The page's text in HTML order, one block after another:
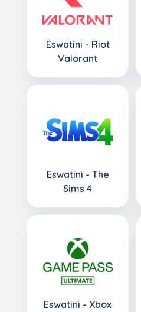
Eswatini - Riot
Valorant
Eswatini - The
Sims 4
Eswatini - Xbox